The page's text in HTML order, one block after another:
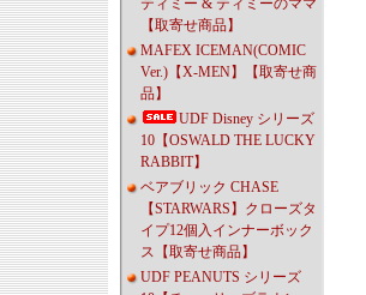
ティミー & ティミーのママ
【取寄せ商品】
MAFEX ICEMAN(COMIC
Ver.)【X-MEN】【取寄せ商
品】
UDF Disney シリーズ
10【OSWALD THE LUCKY
RABBIT】
ベアブリック CHASE
【STARWARS】クローズタ
イプ12個入インナーボック
ス【取寄せ商品】
UDF PEANUTS シリーズ